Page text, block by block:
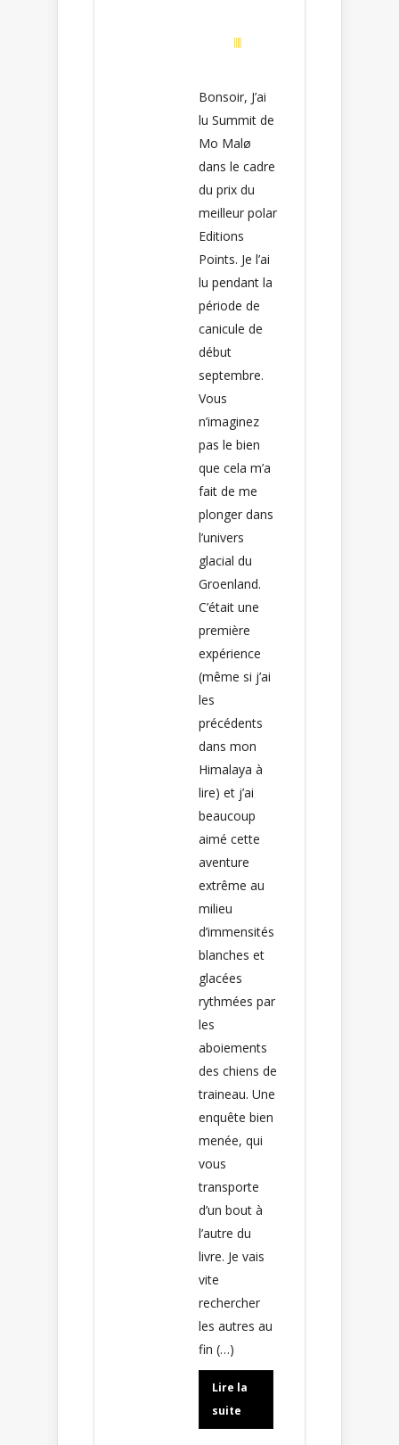
Bonsoir, J’ai
lu Summit de
Mo Malø
dans le cadre
du prix du
meilleur polar
Editions
Points. Je l’ai
lu pendant la
période de
canicule de
début
septembre.
Vous
n’imaginez
pas le bien
que cela m’a
fait de me
plonger dans
l’univers
glacial du
Groenland.
C’était une
première
expérience
(même si j’ai
les
précédents
dans mon
Himalaya à
lire) et j’ai
beaucoup
aimé cette
aventure
extrême au
milieu
d’immensités
blanches et
glacées
rythmées par
les
aboiements
des chiens de
traineau. Une
enquête bien
menée, qui
vous
transporte
d’un bout à
l’autre du
livre. Je vais
vite
rechercher
les autres au
fin (…)
Lire la
suite